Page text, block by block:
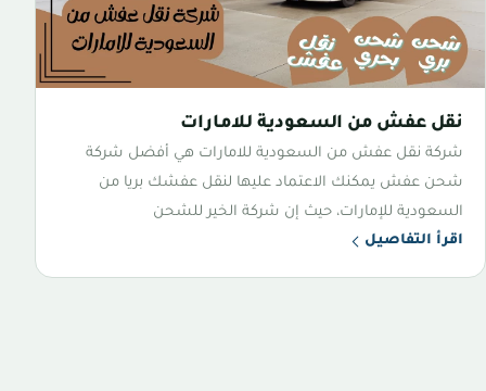
نقل عفش من السعودية للامارات
شركة نقل عفش من السعودية للامارات هي أفضل شركة
شحن عفش يمكنك الاعتماد عليها لنقل عفشك بريا من
السعودية للإمارات، حيث إن شركة الخير للشحن
اقرأ التفاصيل